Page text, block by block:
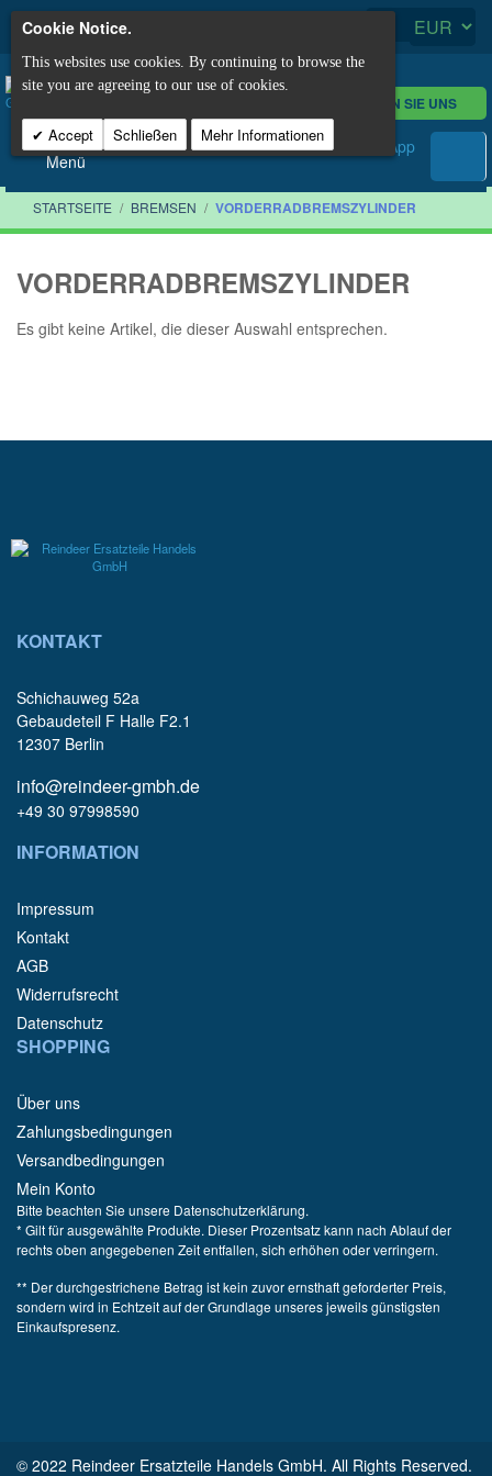
KONTAKTIEREN SIE UNS
Menü
STARTSEITE / BREMSEN / VORDERRADBREMSZYLINDER
VORDERRADBREMSZYLINDER
Es gibt keine Artikel, die dieser Auswahl entsprechen.
KONTAKT
Schichauweg 52a
Gebaudeteil F Halle F2.1
12307 Berlin
info@reindeer-gmbh.de
+49 30 97998590
INFORMATION
Impressum
Kontakt
AGB
Widerrufsrecht
Datenschutz
SHOPPING
Über uns
Zahlungsbedingungen
Versandbedingungen
Mein Konto
Bitte beachten Sie unsere Datenschutzerklärung.
* Gilt für ausgewählte Produkte. Dieser Prozentsatz kann nach Ablauf der
rechts oben angegebenen Zeit entfallen, sich erhöhen oder verringern.
** Der durchgestrichene Betrag ist kein zuvor ernsthaft geforderter Preis,
sondern wird in Echtzeit auf der Grundlage unseres jeweils günstigsten
Einkaufspresenz.
© 2022 Reindeer Ersatzteile Handels GmbH. All Rights Reserved.
Cookie Notice.
This websites use cookies. By continuing to browse the
site you are agreeing to our use of cookies.
Accept Schließen Mehr Informationen